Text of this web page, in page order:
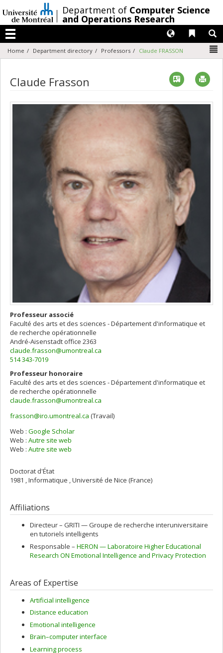
au
contenu
/Department of Computer Science
and Operations Research
Menu
Liens
Langues
Home Department directory Professors Claude FRASSON
Claude Frasson Vcard
Professeur associé
Faculté des arts et des sciences - Département d'informatique et
de recherche opérationnelle
André-Aisenstadt office 2363
claude.frasson@umontreal.ca
514 343-7019
Professeur honoraire
Faculté des arts et des sciences - Département d'informatique et
de recherche opérationnelle
claude.frasson@umontreal.ca
frasson@iro.umontreal.ca (Travail)
Web : Google Scholar
Web : Autre site web
Web : Autre site web
Doctorat d'État
1981 , Informatique , Université de Nice (France)
Affiliations
Directeur – GRITI — Groupe de recherche interuniversitaire
en tutoriels intelligents
Responsable – HERON — Laboratoire Higher Educational
Research ON Emotional Intelligence and Privacy Protection
Areas of Expertise
Artificial intelligence
Distance education
Emotional intelligence
Brain–computer interface
Learning process